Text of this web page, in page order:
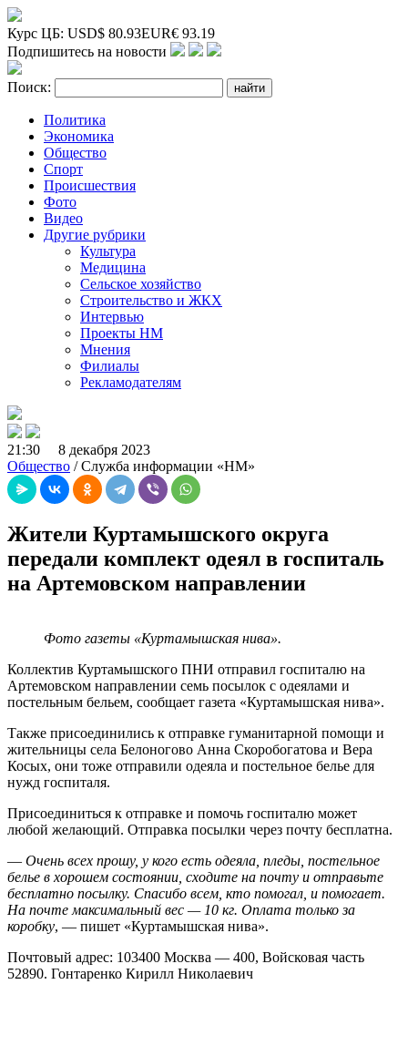
Курс ЦБ: USD$ 80.93EUR€ 93.19
Подпишитесь на новости
Поиск:
Политика
Экономика
Общество
Спорт
Происшествия
Фото
Видео
Другие рубрики
Культура
Медицина
Сельское хозяйство
Строительство и ЖКХ
Интервью
Проекты НМ
Мнения
Филиалы
Рекламодателям
21:30 8 декабря 2023
Общество / Служба информации «НМ»
Жители Куртамышского округа
передали комплект одеял в госпиталь
на Артемовском направлении
Фото газеты «Куртамышская нива».
Коллектив Куртамышского ПНИ отправил госпиталю на
Артемовском направлении семь посылок с одеялами и
постельным бельем, сообщает газета «Куртамышская нива».
Также присоединились к отправке гуманитарной помощи и
жительницы села Белоногово Анна Скоробогатова и Вера
Косых, они тоже отправили одеяла и постельное белье для
нужд госпиталя.
Присоединиться к отправке и помочь госпиталю может
любой желающий. Отправка посылки через почту бесплатна.
— Очень всех прошу, у кого есть одеяла, пледы, постельное
белье в хорошем состоянии, сходите на почту и отправьте
бесплатно посылку. Спасибо всем, кто помогал, и помогает.
На почте максимальный вес — 10 кг. Оплата только за
коробку, — пишет «Куртамышская нива».
Почтовый адрес: 103400 Москва — 400, Войсковая часть
52890. Гонтаренко Кирилл Николаевич